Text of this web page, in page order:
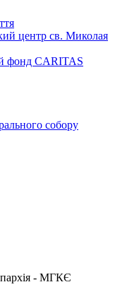
центр св. Миколая
фонд CARITAS
собору
- МГКЄ